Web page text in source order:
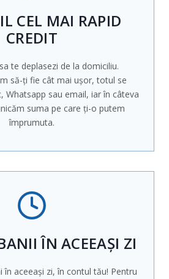
CEL MAI RAPID
CREDIT
te deplasezi de la domiciliu.
să-ți fie cât mai ușor, totul se
Whatsapp sau email, iar în câteva
suma pe care ți-o putem
împrumuta.
ÎN ACEEAȘI ZI
în aceeași zi, în contul tău! Pentru